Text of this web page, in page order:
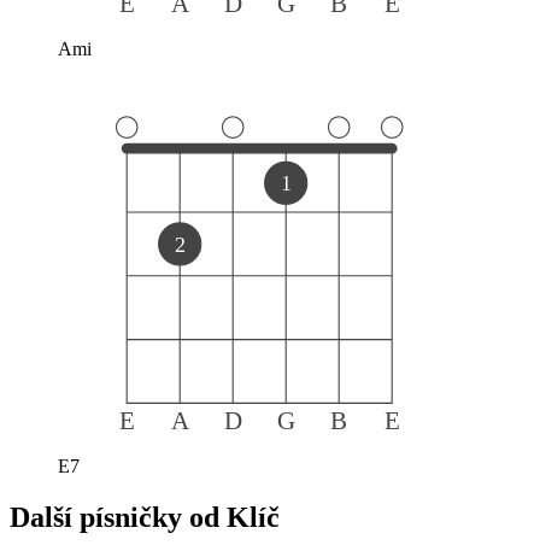
Ami
E A D G B E
2
1
E7
Další písničky od Klíč